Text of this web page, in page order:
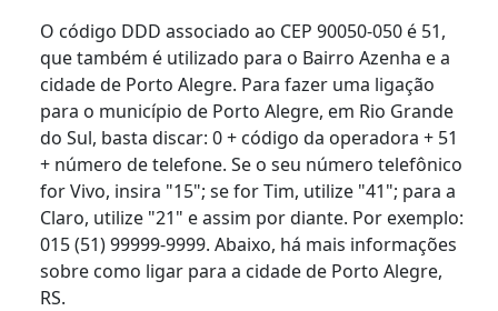
O código DDD associado ao CEP 90050-050 é 51,
que também é utilizado para o Bairro Azenha e a
cidade de Porto Alegre. Para fazer uma ligação
para o município de Porto Alegre, em Rio Grande
do Sul, basta discar: 0 + código da operadora + 51
+ número de telefone. Se o seu número telefônico
for Vivo, insira "15"; se for Tim, utilize "41"; para a
Claro, utilize "21" e assim por diante. Por exemplo:
015 (51) 99999-9999. Abaixo, há mais informações
sobre como ligar para a cidade de Porto Alegre,
RS.